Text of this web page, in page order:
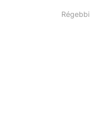
Régebbi